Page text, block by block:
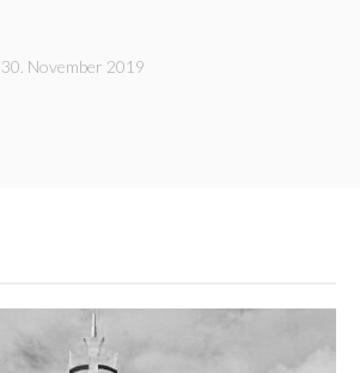
30. November 2019